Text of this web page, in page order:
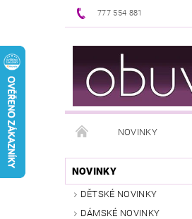
777 554 881
NOVINKY
PUNČOCHOVÉ ZBOŽÍ
REKLAMAČNÍ ŘÁD
NOVINKY
DĚTSKÉ NOVINKY
DÁMSKÉ NOVINKY